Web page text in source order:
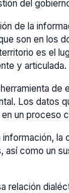
del
de la
son en los
es el
y articulada.
Los datos
un
como un
relación